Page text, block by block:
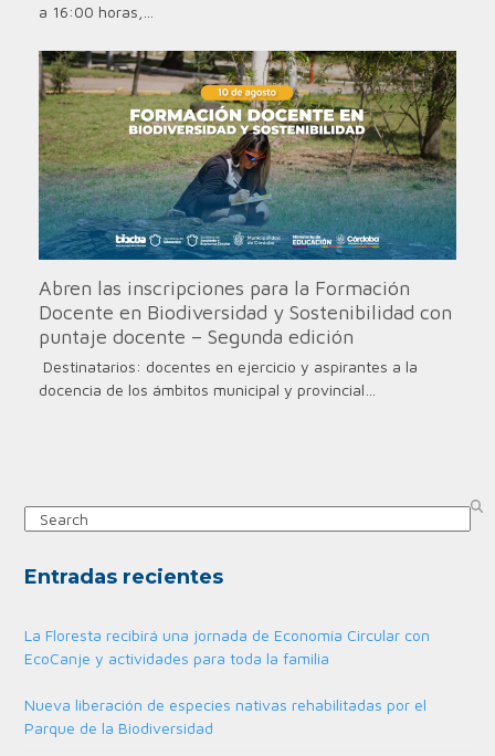
a 16:00 horas,…
Abren las inscripciones para la Formación
Docente en Biodiversidad y Sostenibilidad con
puntaje docente – Segunda edición
Destinatarios: docentes en ejercicio y aspirantes a la
docencia de los ámbitos municipal y provincial…
Search
Entradas recientes
La Floresta recibirá una jornada de Economía Circular con
EcoCanje y actividades para toda la familia
Nueva liberación de especies nativas rehabilitadas por el
Parque de la Biodiversidad